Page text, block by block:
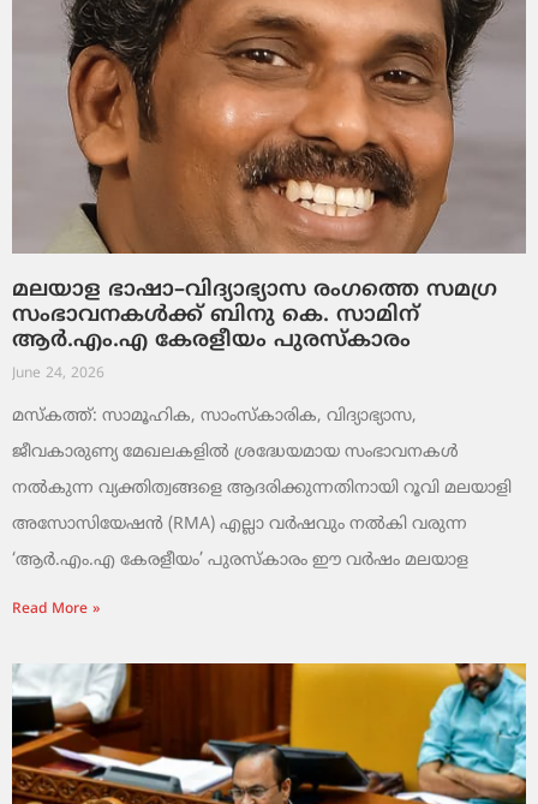
മലയാള ഭാഷാ–വിദ്യാഭ്യാസ രംഗത്തെ സമഗ്ര
സംഭാവനകൾക്ക് ബിനു കെ. സാമിന്
ആർ.എം.എ കേരളീയം പുരസ്‌കാരം
June 24, 2026
മസ്കത്ത്: സാമൂഹിക, സാംസ്‌കാരിക, വിദ്യാഭ്യാസ,
ജീവകാരുണ്യ മേഖലകളിൽ ശ്രദ്ധേയമായ സംഭാവനകൾ
നൽകുന്ന വ്യക്തിത്വങ്ങളെ ആദരിക്കുന്നതിനായി റൂവി മലയാളി
അസോസിയേഷൻ (RMA) എല്ലാ വർഷവും നൽകി വരുന്ന
‘ആർ.എം.എ കേരളീയം’ പുരസ്‌കാരം ഈ വർഷം മലയാള
Read More »